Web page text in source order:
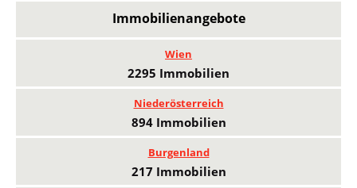
Immobilienangebote
Wien
2295 Immobilien
Niederösterreich
894 Immobilien
Burgenland
217 Immobilien